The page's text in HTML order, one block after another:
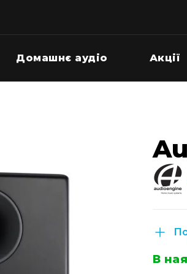
Домашнє аудіо Акції
В